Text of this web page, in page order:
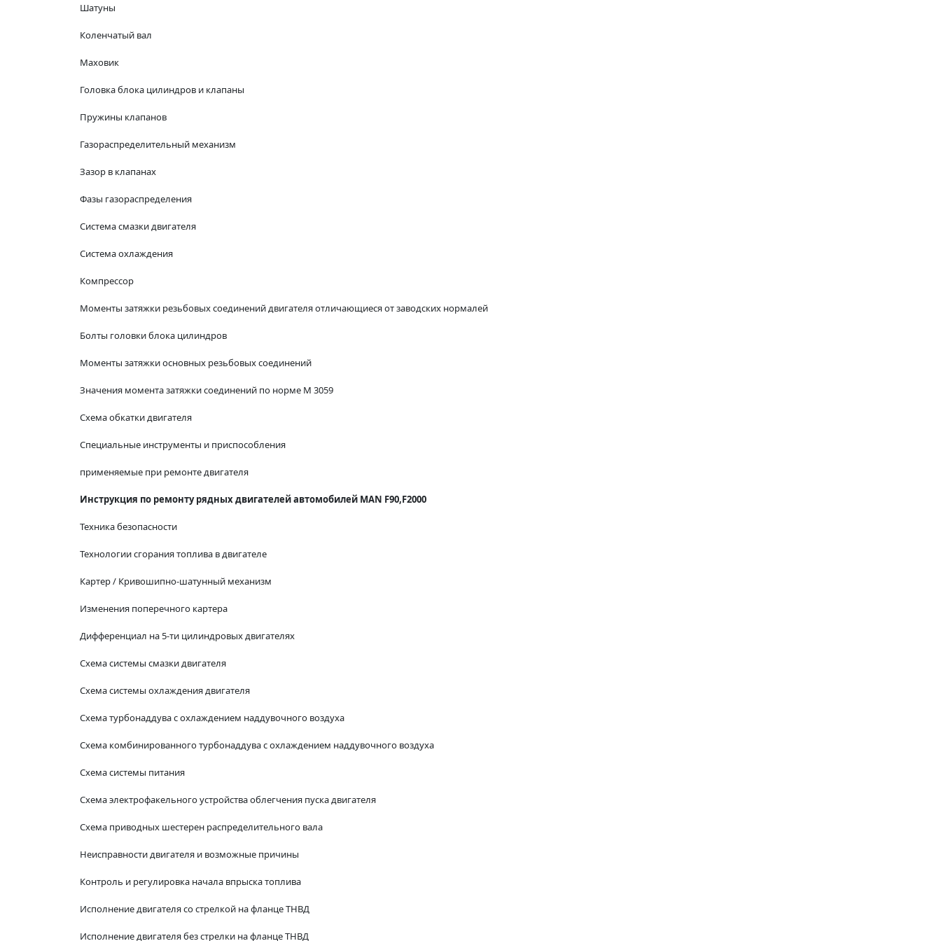
Шатуны
Коленчатый вал
Маховик
Головка блока цилиндров и клапаны
Пружины клапанов
Газораспределительный механизм
Зазор в клапанах
Фазы газораспределения
Система смазки двигателя
Система охлаждения
Компрессор
Моменты затяжки резьбовых соединений двигателя отличающиеся от заводских нормалей
Болты головки блока цилиндров
Моменты затяжки основных резьбовых соединений
Значения момента затяжки соединений по норме М 3059
Схема обкатки двигателя
Специальные инструменты и приспособления
применяемые при ремонте двигателя
Инструкция по ремонту рядных двигателей автомобилей MAN F90,F2000
Техника безопасности
Технологии сгорания топлива в двигателе
Картер / Кривошипно-шатунный механизм
Изменения поперечного картера
Дифференциал на 5-ти цилиндровых двигателях
Схема системы смазки двигателя
Схема системы охлаждения двигателя
Схема турбонаддува с охлаждением наддувочного воздуха
Схема комбинированного турбонаддува с охлаждением наддувочного воздуха
Схема системы питания
Схема электрофакельного устройства облегчения пуска двигателя
Схема приводных шестерен распределительного вала
Неисправности двигателя и возможные причины
Контроль и регулировка начала впрыска топлива
Исполнение двигателя со стрелкой на фланце ТНВД
Исполнение двигателя без стрелки на фланце ТНВД